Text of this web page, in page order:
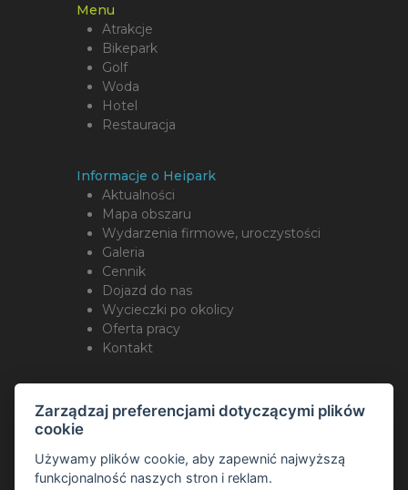
Menu
Atrakcje
Bikepark
Golf
Woda
Hotel
Restauracja
Informacje o Heipark
Aktualności
Mapa obszaru
Wydarzenia firmowe, uroczystości
Galeria
Cennik
Dojazd do nas
Wycieczki po okolicy
Oferta pracy
Kontakt
Zarządzaj preferencjami dotyczącymi plików
cookie
Używamy plików cookie, aby zapewnić najwyższą
funkcjonalność naszych stron i reklam.